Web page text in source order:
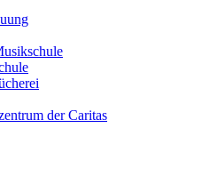
der Caritas